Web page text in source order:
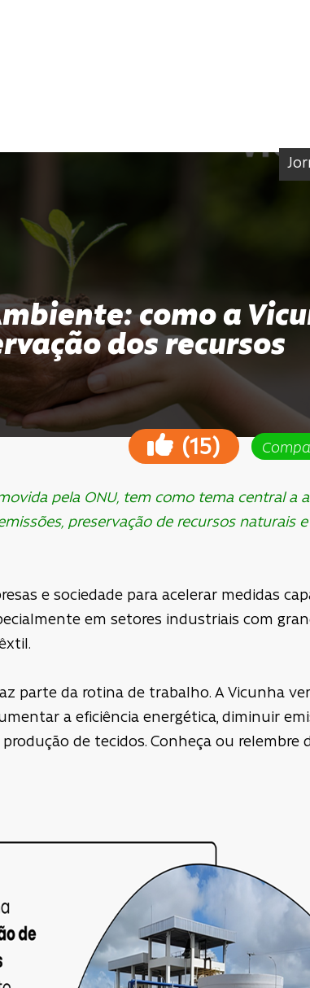
como a
dos recursos
(15)
pela ONU, tem como tema central a
preservação de recursos naturais
e sociedade para acelerar medidas
em setores industriais com
parte da rotina de trabalho. A Vicunha
a eficiência energética, diminuir
de tecidos. Conheça ou relembre